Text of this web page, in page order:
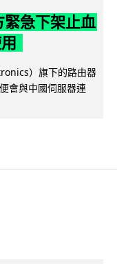
急下架止血
）旗下的路由器
會與中國伺服器連